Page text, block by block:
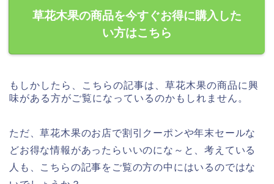
草花木果の商品を今すぐお得に購入した
い方はこちら
もしかしたら、こちらの記事は、草花木果の商品に興
味がある方がご覧になっているのかもしれません。
ただ、草花木果のお店で割引クーポンや年末セールな
どお得な情報があったらいいのにな～と、考えている
人も、こちらの記事をご覧の方の中にはいるのではな